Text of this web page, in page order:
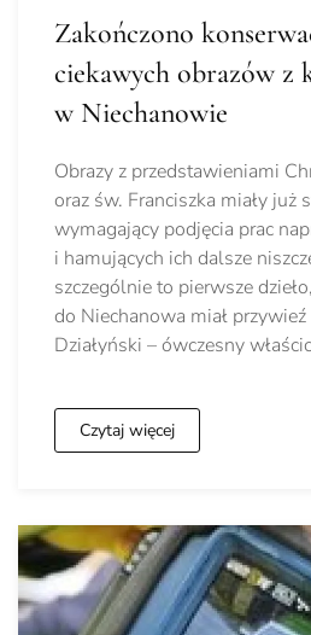
Zakończono
ciekawych obrazów z
w Niechanowie
Obrazy z przedstawieniami
oraz św. Franciszka miały już
wymagający podjęcia prac
i hamujących ich dalsze
szczególnie to pierwsze
do Niechanowa miał
Działyński – ówczesny
Czytaj więcej